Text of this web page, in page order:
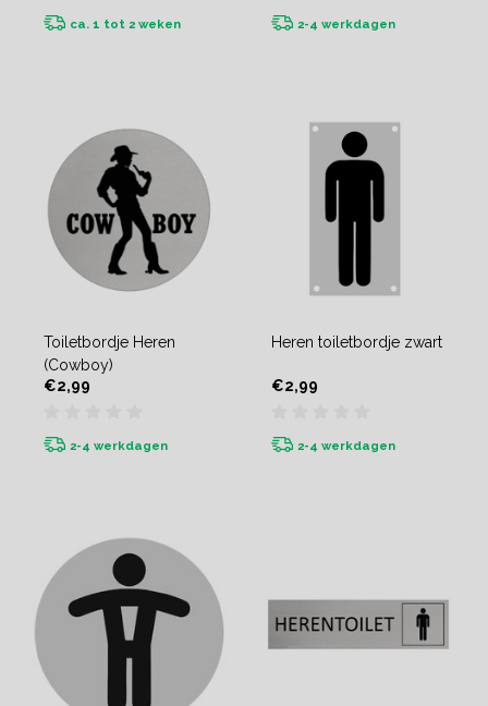
ca. 1 tot 2 weken 2-4 werkdagen
Toiletbordje Heren
(Cowboy)
€2,99
2-4 werkdagen
Heren toiletbordje zwart
€2,99
2-4 werkdagen